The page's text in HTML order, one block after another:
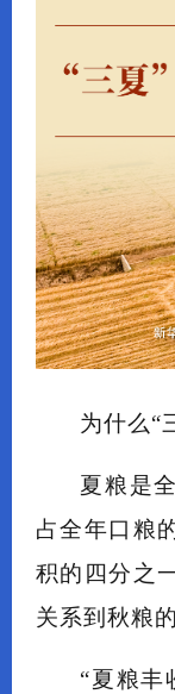
为什么“
夏粮是
占全年口粮
积的四分之
关系到秋粮
“夏粮丰